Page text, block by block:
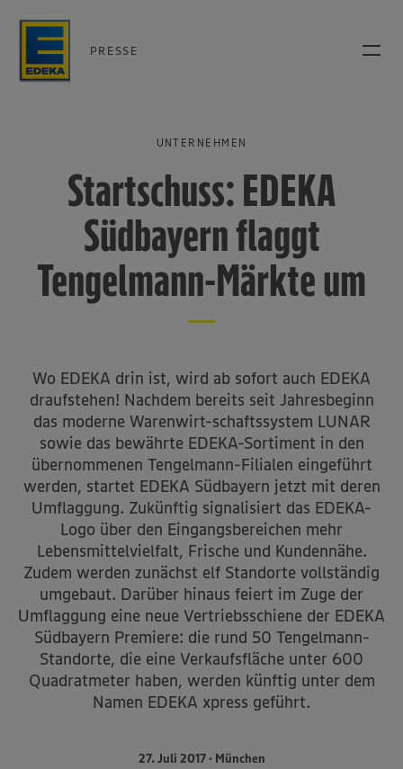
PRESSE
UNTERNEHMEN
Startschuss: EDEKA
Südbayern flaggt
Tengelmann-Märkte um
Wo EDEKA drin ist, wird ab sofort auch EDEKA
draufstehen! Nachdem bereits seit Jahresbeginn
das moderne Warenwirt-schaftssystem LUNAR
sowie das bewährte EDEKA-Sortiment in den
übernommenen Tengelmann-Filialen eingeführt
werden, startet EDEKA Südbayern jetzt mit deren
Umflaggung. Zukünftig signalisiert das EDEKA-
Logo über den Eingangsbereichen mehr
Lebensmittelvielfalt, Frische und Kundennähe.
Zudem werden zunächst elf Standorte vollständig
umgebaut. Darüber hinaus feiert im Zuge der
Umflaggung eine neue Vertriebsschiene der EDEKA
Südbayern Premiere: die rund 50 Tengelmann-
Standorte, die eine Verkaufsfläche unter 600
Quadratmeter haben, werden künftig unter dem
Namen EDEKA xpress geführt.
27. Juli 2017 • München